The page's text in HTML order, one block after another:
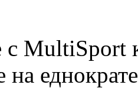
с MultiSport